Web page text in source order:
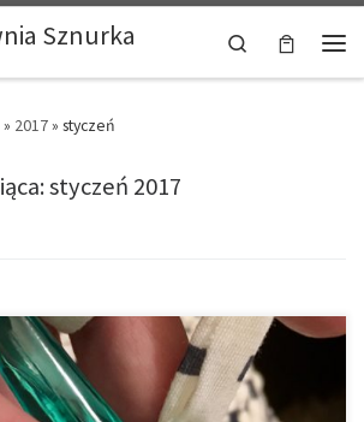
Sznurka
Search
» 2017» styczeń
styczeń 2017
włoczka. Pozyskiwana jest z resztek